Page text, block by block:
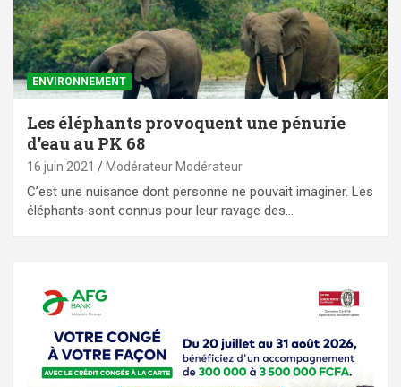
ENVIRONNEMENT
Les éléphants provoquent une pénurie
d’eau au PK 68
16 juin 2021 Modérateur Modérateur
C’est une nuisance dont personne ne pouvait imaginer. Les
éléphants sont connus pour leur ravage des…